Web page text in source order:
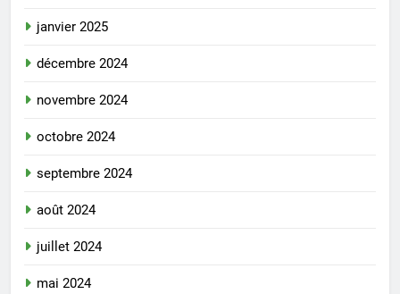
janvier 2025
décembre 2024
novembre 2024
octobre 2024
septembre 2024
août 2024
juillet 2024
mai 2024